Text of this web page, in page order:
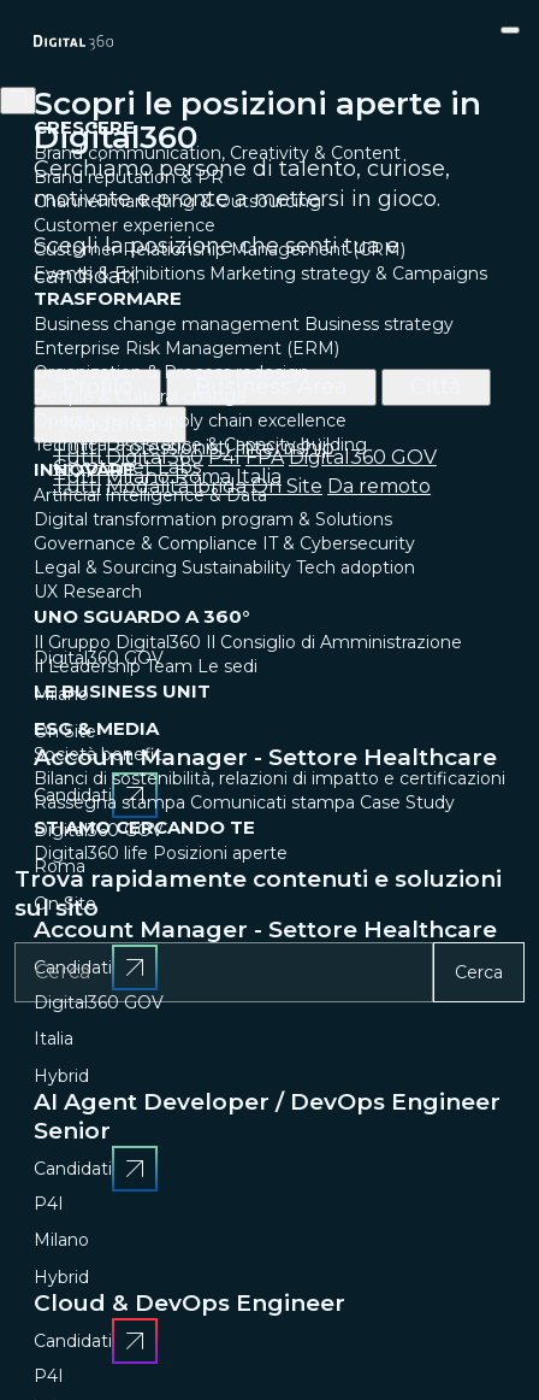
CRESCERE
Brand communication, Creativity & Content
Brand reputation & PR
Channel marketing & Outsourcing
Customer experience
Customer Relationship Management (CRM)
Events & Exhibitions Marketing strategy & Campaigns
TRASFORMARE
Business change management Business strategy
Enterprise Risk Management (ERM)
Organization & Process redesign
People & Cultural change
Operations & Supply chain excellence
Technical assistance & Capacity building
INNOVARE
Artificial Intelligence & Data
Digital transformation program & Solutions
Governance & Compliance IT & Cybersecurity
Legal & Sourcing Sustainability Tech adoption
UX Research
UNO SGUARDO A 360°
Il Gruppo Digital360 Il Consiglio di Amministrazione
Il Leadership Team Le sedi
LE BUSINESS UNIT
ESG & MEDIA
Società benefit
Bilanci di sostenibilità, relazioni di impatto e certificazioni
Rassegna stampa Comunicati stampa Case Study
STIAMO CERCANDO TE
Digital360 life Posizioni aperte
Trova rapidamente contenuti e soluzioni
sul sito
Cerca
Scopri le posizioni aperte in
Digital360
Cerchiamo persone di talento, curiose,
motivate e pronte a mettersi in gioco.
Scegli la posizione che senti tua e
candidati.
Tutti Professionisti Internship
Tutti Digital360 P4I FPA Digital360 GOV
Cryptonet Labs
Tutti Milano Roma Italia
Tutti Modalità ibrida On Site Da remoto
Digital360 GOV
Milano
On Site
Account Manager - Settore Healthcare
Candidati
Digital360 GOV
Roma
On Site
Account Manager - Settore Healthcare
Candidati
Digital360 GOV
Italia
Hybrid
AI Agent Developer / DevOps Engineer
Senior
Candidati
P4I
Milano
Hybrid
Cloud & DevOps Engineer
Candidati
P4I